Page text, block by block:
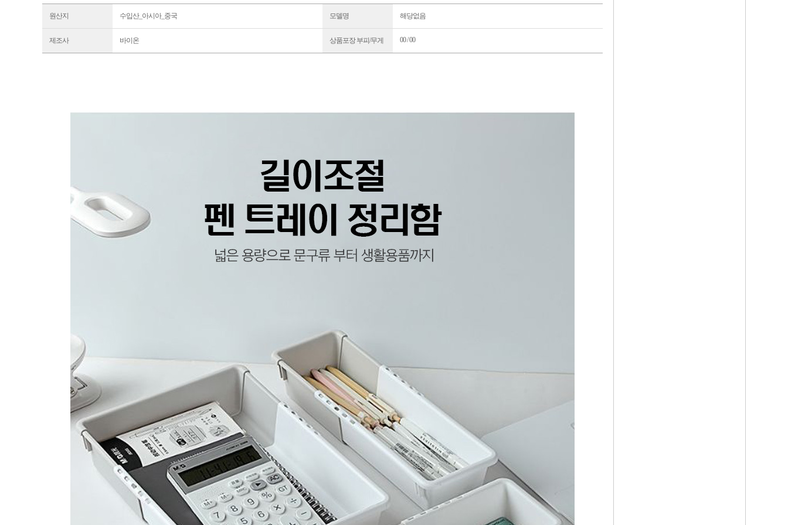
원산지 수입산_아시아_중국 모델명 해당없음
제조사 바이온 상품포장 부피/무게 00 / 00